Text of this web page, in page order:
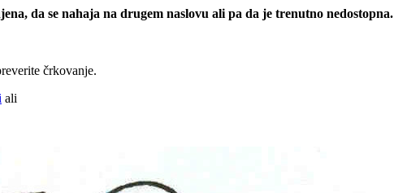
da se nahaja na drugem naslovu ali pa da je trenutno nedostopna.
črkovanje.
ali